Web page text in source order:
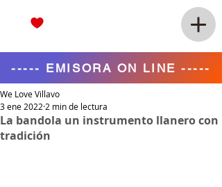
----- EMISORA ON LINE -----
La bandola un instrumento llanero con
tradición
We Love Villavo
3 ene 2022 2 min de lectura